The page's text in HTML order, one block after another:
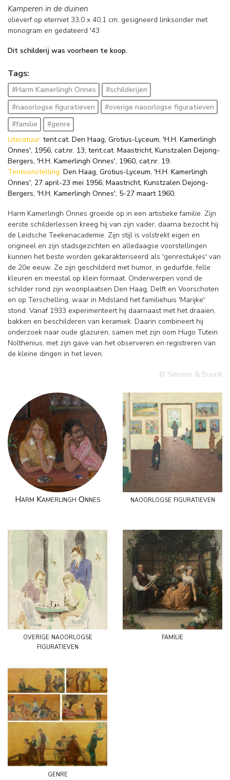
Kamperen in de duinen
olieverf op eterniet 33,0 x 40,1 cm, gesigneerd linksonder met
monogram en gedateerd '43
Dit schilderij was voorheen te koop.
Tags:
#Harm Kamerlingh Onnes
#schilderijen
#naoorlogse figuratieven
#overige naoorlogse figuratieven
#familie
#genre
Literatuur: tent.cat. Den Haag, Grotius-Lyceum, 'H.H. Kamerlingh
Onnes', 1956, cat.nr. 13; tent.cat. Maastricht, Kunstzalen Dejong-
Bergers, 'H.H. Kamerlingh Onnes', 1960, cat.nr. 19.
Tentoonstelling: Den Haag, Grotius-Lyceum, 'H.H. Kamerlingh
Onnes', 27 april-23 mei 1956; Maastricht, Kunstzalen Dejong-
Bergers, 'H.H. Kamerlingh Onnes', 5-27 maart 1960.
Harm Kamerlingh Onnes groeide op in een artistieke familie. Zijn
eerste schilderlessen kreeg hij van zijn vader, daarna bezocht hij
de Leidsche Teekenacademie. Zijn stijl is volstrekt eigen en
origineel en zijn stadsgezichten en alledaagse voorstellingen
kunnen het beste worden gekarakteriseerd als 'genrestukjes' van
de 20e eeuw. Ze zijn geschilderd met humor, in gedurfde, felle
kleuren en meestal op klein formaat. Onderwerpen vond de
schilder rond zijn woonplaatsen Den Haag, Delft en Voorschoten
en op Terschelling, waar in Midsland het familiehuis 'Marijke'
stond. Vanaf 1933 experimenteert hij daarnaast met het draaien,
bakken en beschilderen van keramiek. Daarin combineert hij
onderzoek naar oude glazuren, samen met zijn oom Hugo Tutein
Nolthenius, met zijn gave van het observeren en registreren van
de kleine dingen in het leven.
© Simonis & Buunk
Harm Kamerlingh Onnes naoorlogse figuratieven
overige naoorlogse
figuratieven
familie
genre